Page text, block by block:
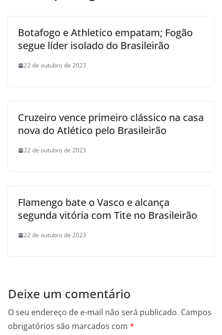
Botafogo e Athletico empatam; Fogão
segue líder isolado do Brasileirão
22 de outubro de 2023
Cruzeiro vence primeiro clássico na casa
nova do Atlético pelo Brasileirão
22 de outubro de 2023
Flamengo bate o Vasco e alcança
segunda vitória com Tite no Brasileirão
22 de outubro de 2023
Deixe um comentário
O seu endereço de e-mail não será publicado. Campos
obrigatórios são marcados com *